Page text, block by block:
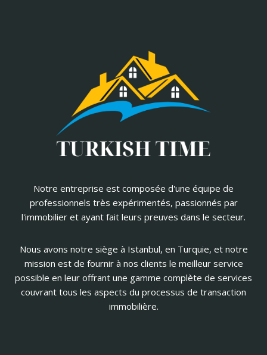
Notre entreprise est composée d'une équipe de
professionnels très expérimentés, passionnés par
l'immobilier et ayant fait leurs preuves dans le secteur.
Nous avons notre siège à Istanbul, en Turquie, et notre
mission est de fournir à nos clients le meilleur service
possible en leur offrant une gamme complète de services
couvrant tous les aspects du processus de transaction
immobilière.